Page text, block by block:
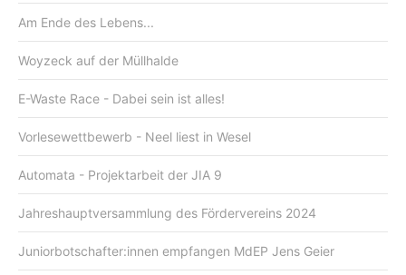
Am Ende des Lebens...
Woyzeck auf der Müllhalde
E-Waste Race - Dabei sein ist alles!
Vorlesewettbewerb - Neel liest in Wesel
Automata - Projektarbeit der JIA 9
Jahreshauptversammlung des Fördervereins 2024
Juniorbotschafter:innen empfangen MdEP Jens Geier